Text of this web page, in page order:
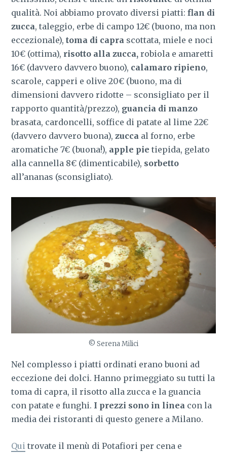
qualità. Noi abbiamo provato diversi piatti:flan di
zucca, taleggio, erbe di campo 12€ (buono, ma non
eccezionale),toma di capra scottata, miele e noci
10€ (ottima), risotto alla zucca, robiola e amaretti
16€ (davvero davvero buono), calamaro ripieno,
scarole, capperi e olive 20€ (buono, ma di
dimensioni davvero ridotte – sconsigliato per il
rapporto quantità/prezzo), guancia di manzo
brasata, cardoncelli, soffice di patate al lime 22€
(davvero davvero buona),zucca al forno, erbe
aromatiche 7€ (buona!), apple pie tiepida, gelato
alla cannella 8€ (dimenticabile), sorbetto
all’ananas (sconsigliato).
© Serena Milici
Nel complesso i piatti ordinati erano buoni ad
eccezione dei dolci. Hanno primeggiato su tutti la
toma di capra, il risotto alla zucca e la guancia
con patate e funghi. I prezzi sono in linea con la
media dei ristoranti di questo genere a Milano.
Qui trovate il menù di Potafiori per cena e